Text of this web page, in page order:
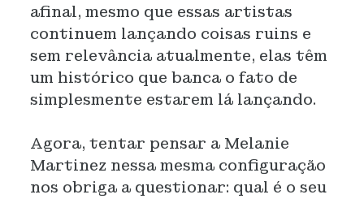
afinal, mesmo que essas artistas
continuem lançando coisas ruins e
sem relevância atualmente, elas têm
um histórico que banca o fato de
simplesmente estarem lá lançando.
Agora, tentar pensar a Melanie
Martinez nessa mesma configuração
nos obriga a questionar: qual é o seu